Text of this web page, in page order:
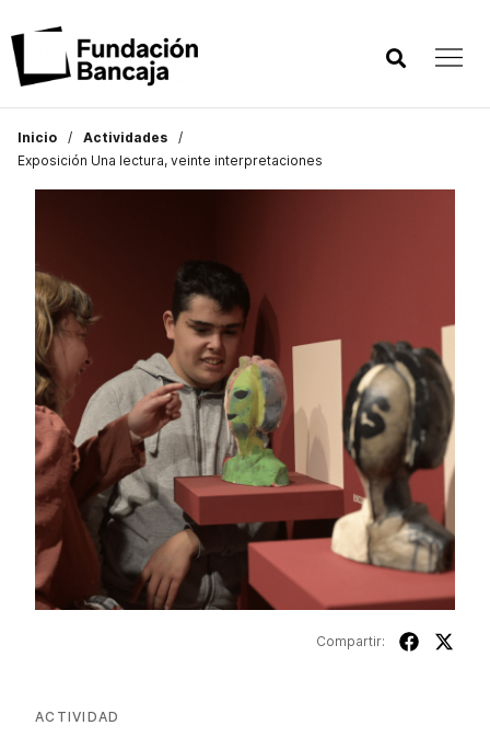
Inicio
Actividades
Exposición Una lectura, veinte interpretaciones
Compartir:
ACTIVIDAD